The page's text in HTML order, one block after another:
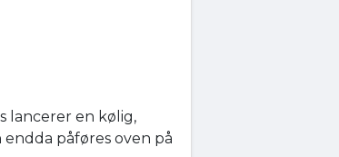
lancerer en kølig,
endda påføres oven på